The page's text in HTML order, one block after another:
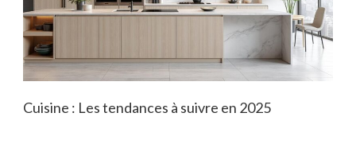
Cuisine : Les tendances à suivre en 2025